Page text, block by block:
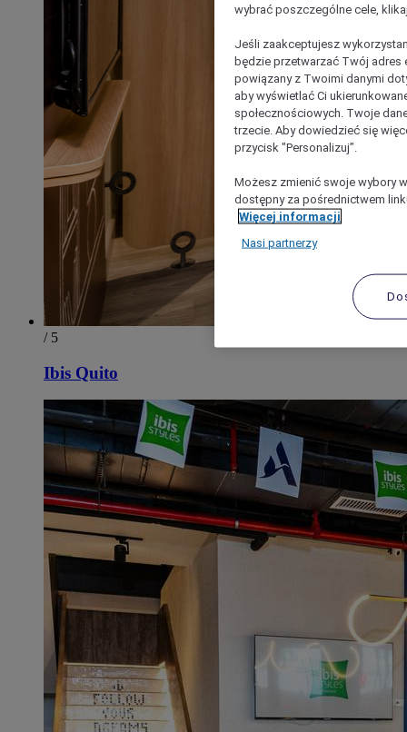
/ 5
Ibis Quito
wybrać poszczególne cele,
Jeśli zaakceptujesz
będzie przetwarzać Twój adres
powiązany z Twoimi danymi
aby wyświetlać Ci
społecznościowych. Twoje
trzecie. Aby dowiedzieć się
przycisk "Personalizuj”.
Możesz zmienić swoje wybory
dostępny za pośrednictwem
Więcej informacji
Nasi partnerzy